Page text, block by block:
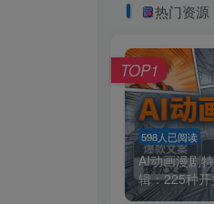
热门资源
598人已阅读
AI动画漫剧
辑：225种
TOP1